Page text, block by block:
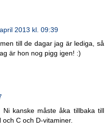
2013 kl. 09:39
till de dagar jag är lediga, så
är hon nog pigg igen! :)
kanske måste åka tillbaka till
C och D-vitaminer.